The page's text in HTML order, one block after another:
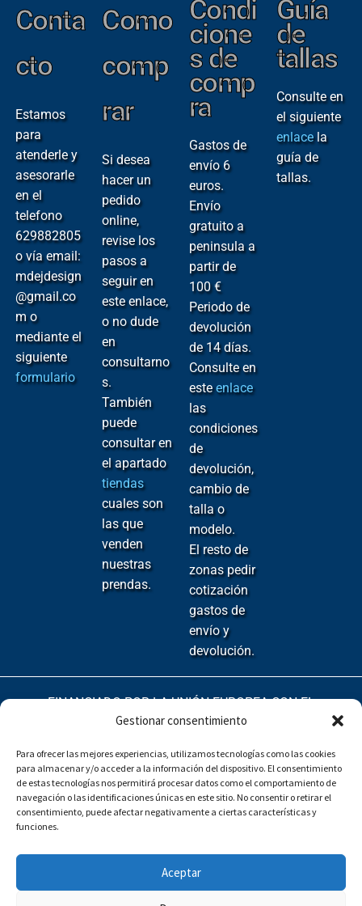
Gestionar consentimiento
Para ofrecer las mejores experiencias, utilizamos tecnologías como las cookies
para almacenar y/o acceder a la información del dispositivo. El consentimiento
de estas tecnologías nos permitirá procesar datos como el comportamiento de
navegación o las identificaciones únicas en este sitio. No consentir o retirar el
consentimiento, puede afectar negativamente a ciertas características y
funciones.
Aceptar
Conta
cto
Estamos
para
atenderle y
asesorarle
en el
telefono
629882805
o vía email:
mdejdesign
@gmail.co
m o
mediante el
siguiente
formulario
Como
comp
rar
Si desea
hacer un
pedido
online,
revise los
pasos a
seguir en
este enlace,
o no dude
en
consultarno
s.
También
puede
consultar en
el apartado
tiendas
cuales son
las que
venden
nuestras
prendas.
Condi
cione
s de
comp
ra
Gastos de
envío 6
euros.
Envío
gratuito a
peninsula a
partir de
100 €
Periodo de
devolución
de 14 días.
Consulte en
esteenlace
las
condiciones
de
devolución,
cambio de
talla o
modelo.
El resto de
zonas pedir
cotización
gastos de
envío y
devolución.
Guía
de
tallas
Consulte en
el siguiente
enlacela
guía de
tallas.
FINANCIADO POR LA UNIÓN EUROPEA CON EL
PROGRAMA KIT DIGITAL POR LOS FONDOS NEXT
Y RESILENCIA
© MDEJ 2026